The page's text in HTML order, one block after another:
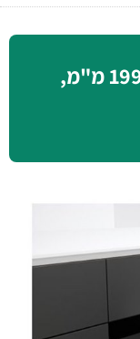
מגירה עם דופן מתכת בגובה 199 מ"מ,